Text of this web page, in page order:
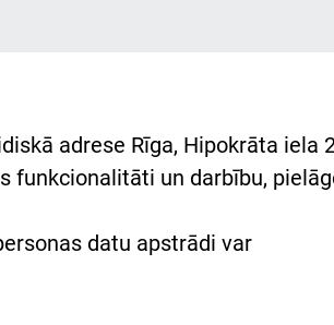
adrese Rīga, Hipokrāta iela
funkcionalitāti un darbību,
datu apstrādi var